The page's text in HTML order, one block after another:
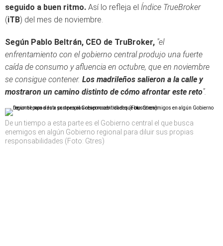
seguido a buen ritmo. Así lo refleja el Índice TrueBroker
(iTB) del mes de noviembre.
Según Pablo Beltrán, CEO de TruBroker, "el
enfrentamiento con el gobierno central produjo una fuerte
caída de consumo y afluencia en octubre, que en noviembre
se consigue contener. Los madrileños salieron a la calle y
mostraron un camino distinto de cómo afrontar este reto".
De un tiempo a esta parte es el Gobierno central el que busca
enemigos en algún Gobierno regional para diluir sus propias
responsabilidades (Foto: Gtres)